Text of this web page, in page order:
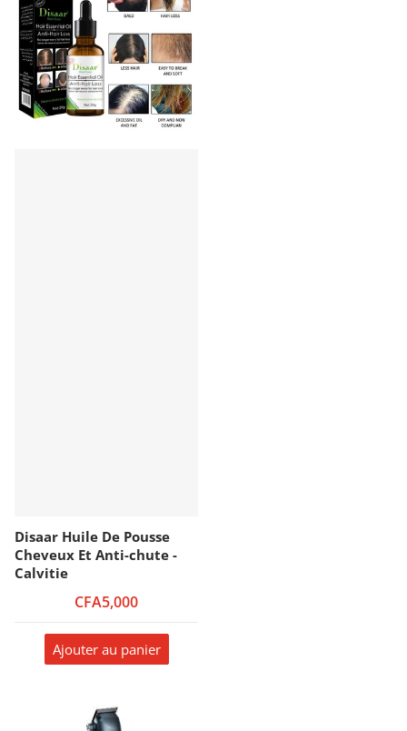
Disaar Huile De Pousse
Cheveux Et Anti-chute -
Calvitie
CFA5,000
Ajouter au panier